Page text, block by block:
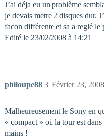
J’ai déja eu un problème
je devais metre 2 disques dur.
facon différente et sa a reglé le
Edité le 23/02/2008 à 14:21
philoupe88 Février 23,
3
Malheureusement le Sony en
« compact » où la tour est dans
mains !